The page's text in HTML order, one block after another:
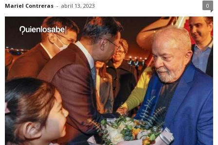
Mariel Contreras - abril 13, 2023 0